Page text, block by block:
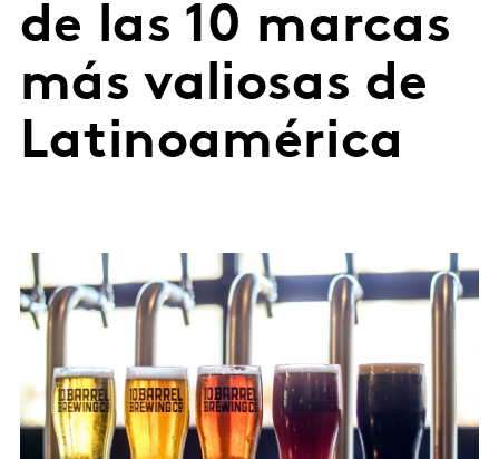
de las 10 marcas
más valiosas de
Latinoamérica